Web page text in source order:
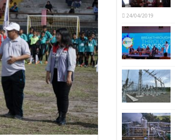
24/04/2019